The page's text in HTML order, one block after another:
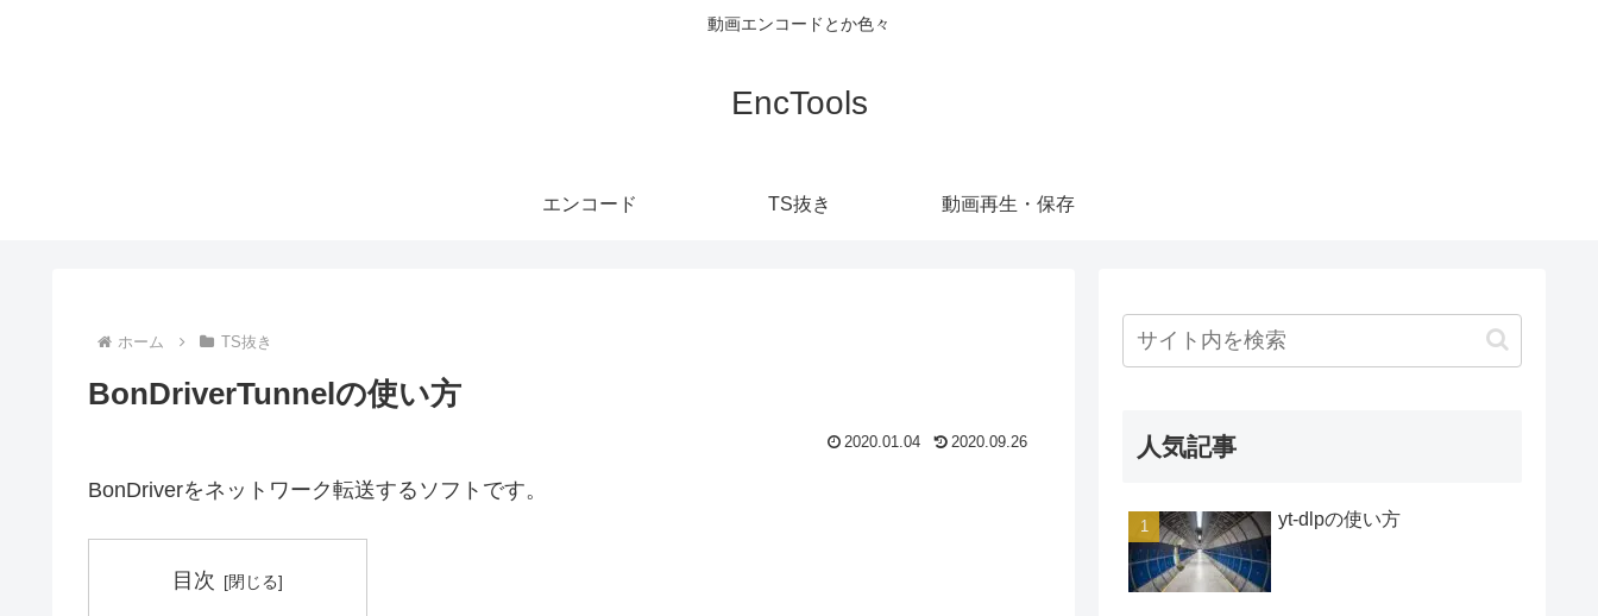
動画エンコードとか色々
EncTools
エンコード TS抜き 動画再生・保存
ホーム TS抜き
BonDriverTunnelの使い方
2020.01.04 2020.09.26
BonDriverをネットワーク転送するソフトです。
目次
人気記事
yt-dlpの使い方